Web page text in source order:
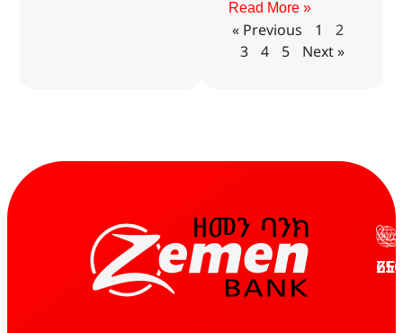
Read More »
« Previous 1
2
3
4 5 Next »